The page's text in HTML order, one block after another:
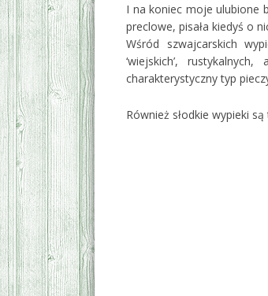
I na koniec moje ulubione
preclowe, pisała kiedyś o
Wśród szwajcarskich
‘wiejskich’,
charakterystyczny typ
Również słodkie wypieki